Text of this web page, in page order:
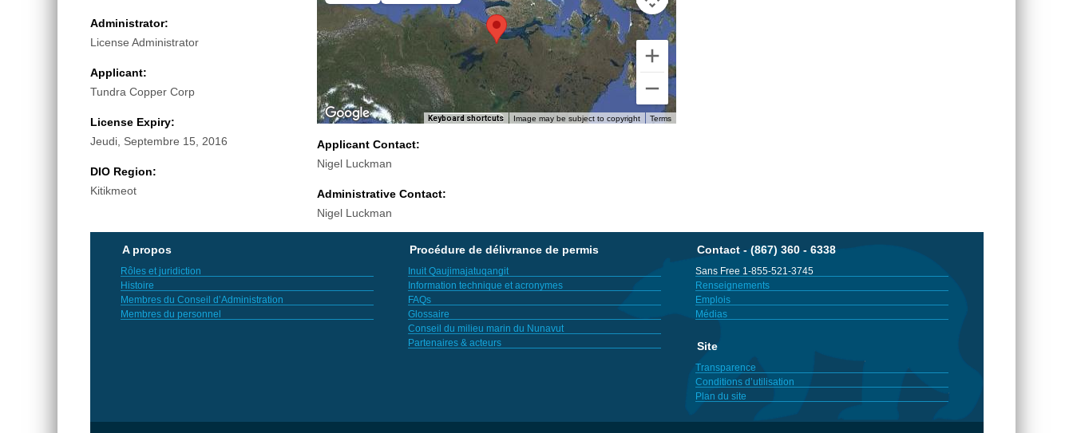
Administrator:
License Administrator
Applicant:
Tundra Copper Corp
License Expiry:
Jeudi, Septembre 15, 2016
DIO Region:
Kitikmeot
Keyboard shortcuts Image may be subject to copyright Terms
Applicant Contact:
Nigel Luckman
Administrative Contact:
Nigel Luckman
A propos
Rôles et juridiction
Histoire
Membres du Conseil d’Administration
Membres du personnel
Procédure de délivrance de permis
Inuit Qaujimajatuqangit
Information technique et acronymes
FAQs
Glossaire
Conseil du milieu marin du Nunavut
Partenaires & acteurs
Contact - (867) 360 - 6338
Sans Free 1-855-521-3745
Renseignements
Emplois
Médias
Site
Transparence
Conditions d’utilisation
Plan du site